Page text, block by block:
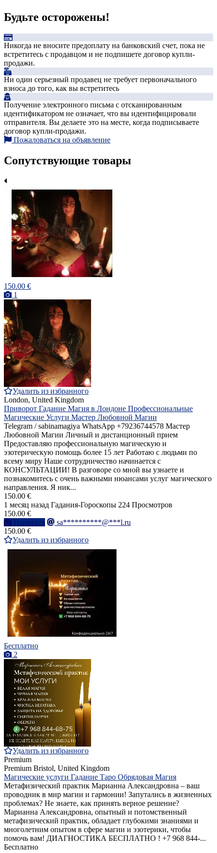
Будьте осторожены!
Никогда не вносите предоплату на банковский счет, пока не
встретитесь с продавцом и не подпишете договор купли-
продажи.
Ни один серьезный продавец не требует первоначального
взноса до того, как вы встретитесь
Получение электронного письма с отсканированным
идентификатором не означает, что вы идентифицировали
отправителя. Вы делаете это на месте, когда подписываете
договор купли-продажи.
Пожаловаться на объявление
Сопутствующие товары
150.00 €
1
Удалить из избранного
London, United Kingdom
Приворот Гадание Магия в Лондоне Профессиональные
Магические Услуги Мастер Любовной Магии
Telegram / sabinamagiya WhatsApp +79236744578 Мастер
Любовной Магии Личный и дистанционный прием
Предоставляю профессиональную магическую и
эзотерическую помощь более 15 лет Работаю с людьми по
всему миру Наше сотрудничество начинается с
КОНСУЛЬТАЦИИ! В разговоре со мной вы узнаете и
познакомитесь с очень важными нюансами услуг магического
направления. Я ник...
150.00 €
1 месяц назад Гадания-Гороскопы 224 Просмотров
150.00 €
Написать
sa**********@***l.ru
150.00 €
Удалить из избранного
Бесплатно
2
Удалить из избранного
Premium
Premium Bristol, United Kingdom
Магические услуги Гадание Таро Обрядовая Магия
Метафизический практик Марианна Александровна – ваш
проводник в мир магии и гармонии! Запутались в жизненных
проблемах? Не знаете, как принять верное решение?
Марианна Александровна, опытный и потомственный
метафизический практик, обладает глубокими знаниями и
многолетним опытом в сфере магии и эзотерики, чтобы
помочь вам! ДИАГНОСТИКА БЕСПЛАТНО ! +7 968 844‑...
Бесплатно